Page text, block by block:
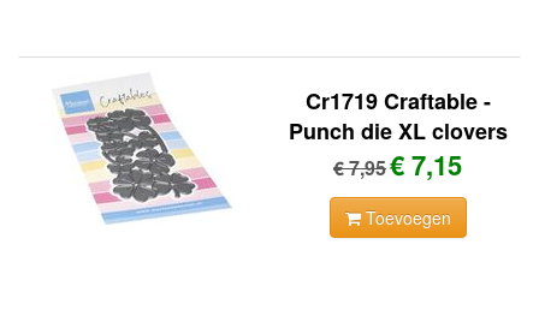
Cr1719 Craftable -
Punch die XL clovers
€ 7,95€ 7,15
Toevoegen